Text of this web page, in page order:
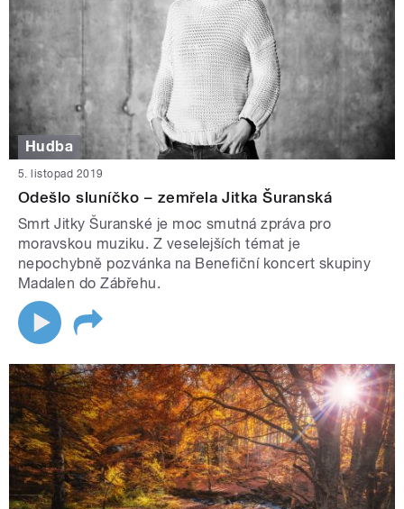
Hudba
5. listopad 2019
Odešlo sluníčko – zemřela Jitka Šuranská
Smrt Jitky Šuranské je moc smutná zpráva pro
moravskou muziku. Z veselejších témat je
nepochybně pozvánka na Benefiční koncert skupiny
Madalen do Zábřehu.